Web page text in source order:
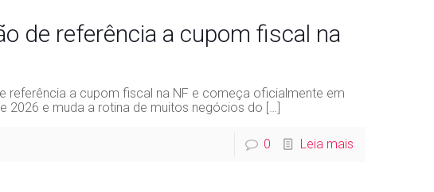
de referência a cupom fiscal na
referência a cupom fiscal na NF e começa oficialmente em
2026 e muda a rotina de muitos negócios do […]
0 Leia mais